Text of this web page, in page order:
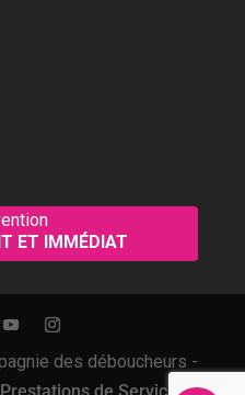
ET IMMÉDIAT
des déboucheurs -